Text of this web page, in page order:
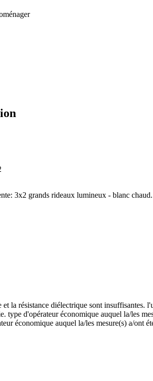
3x2 grands rideaux lumineux - blanc
la résistance diélectrique sont
d'opérateur économique auquel la/les
économique auquel la/les mesure(s) a/ont